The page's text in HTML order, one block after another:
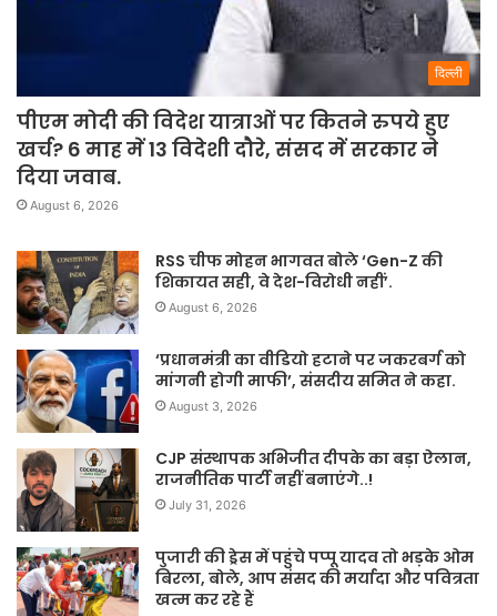
दिल्ली
पीएम मोदी की विदेश यात्राओं पर कितने रुपये हुए
खर्च? 6 माह में 13 विदेशी दौरे, संसद में सरकार ने
दिया जवाब.
August 6, 2026
RSS चीफ मोहन भागवत बोले ‘Gen-Z की
शिकायत सही, वे देश-विरोधी नहीं’.
August 6, 2026
‘प्रधानमंत्री का वीडियो हटाने पर जकरबर्ग को
मांगनी होगी माफी’, संसदीय समित ने कहा.
August 3, 2026
CJP संस्थापक अभिजीत दीपके का बड़ा ऐलान,
राजनीतिक पार्टी नहीं बनाएंगे..!
July 31, 2026
पुजारी की ड्रेस में पहुंचे पप्पू यादव तो भड़के ओम
बिरला, बोले, आप संसद की मर्यादा और पवित्रता
खत्म कर रहे हैं